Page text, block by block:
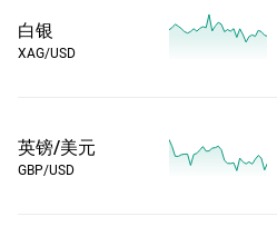
白银
XAG/USD
英镑/美元
GBP/USD